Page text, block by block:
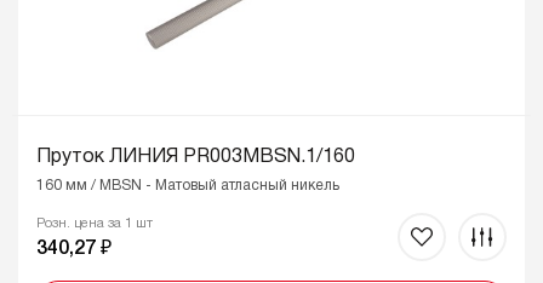
Пруток ЛИНИЯ PR003MBSN.1/160
160 мм / MBSN - Матовый атласный никель
Розн. цена за 1 шт
340,27 ₽